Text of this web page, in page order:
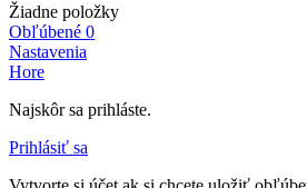
Žiadne položky
Obľúbené 0
Nastavenia
Hore
Najskôr sa prihláste.
Prihlásiť sa